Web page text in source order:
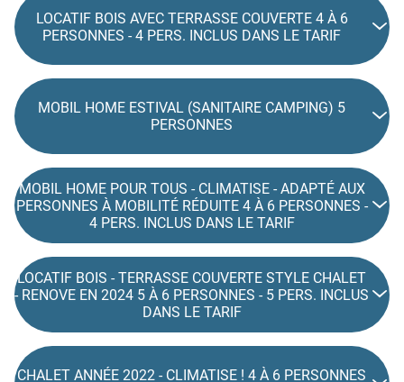
LOCATIF BOIS AVEC TERRASSE COUVERTE 4 À 6
PERSONNES - 4 PERS. INCLUS DANS LE TARIF
MOBIL HOME ESTIVAL (SANITAIRE CAMPING) 5
PERSONNES
MOBIL HOME POUR TOUS - CLIMATISE - ADAPTÉ AUX
PERSONNES À MOBILITÉ RÉDUITE 4 À 6 PERSONNES -
4 PERS. INCLUS DANS LE TARIF
LOCATIF BOIS - TERRASSE COUVERTE STYLE CHALET
- RENOVE EN 2024 5 À 6 PERSONNES - 5 PERS. INCLUS
DANS LE TARIF
CHALET ANNÉE 2022 - CLIMATISE ! 4 À 6 PERSONNES